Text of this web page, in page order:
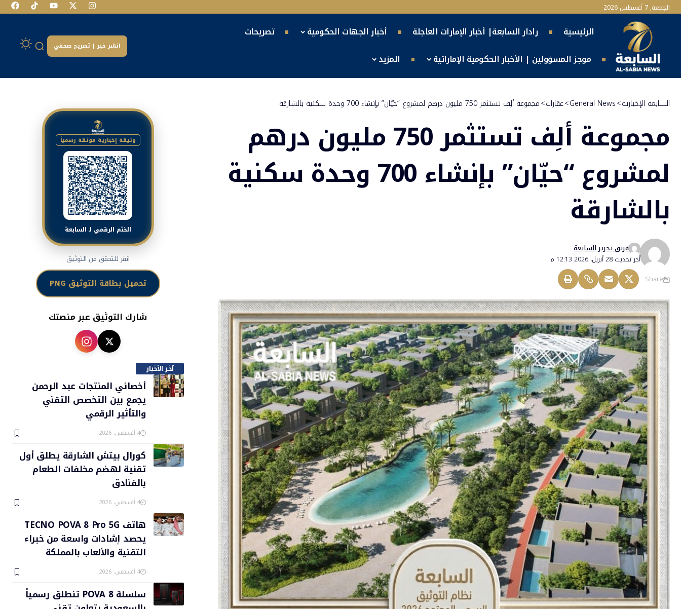
الجمعة, 7 أغسطس 2026
الرئيسية رادار السابعة| أخبار الإمارات العاجلة أخبار الجهات الحكومية
تصريحات
موجز المسؤولين | الأخبار الحكومية الإماراتية
المزيد
انشر خبر | تصريح صحفي
السابعة الإخبارية>
General News
>عقارات>مجموعة ألِف تستثمر 750 مليون درهم لمشروع “حيّان” بإنشاء 700 وحدة سكنية بالشارقة
مجموعة ألِف تستثمر 750 مليون درهم
لمشروع “حيّان” بإنشاء 700 وحدة سكنية
بالشارقة
أخر تحديث 28 أبريل، 2026 12:13 م
فريق تحرير السابعة
Share
وثيقة إخبارية موثقة رسمياً
الختم الرقمي لـ السابعة
انقر للتحقق من التوثيق
تحميل بطاقة التوثيق PNG
شارك التوثيق عبر منصتك
آخر الأخبار
أخصائي المنتجات عبد الرحمن
يجمع بين التخصص التقني
والتأثير الرقمي
4 أغسطس، 2026
كورال بيتش الشارقة يطلق أول
تقنية لهضم مخلفات الطعام
بالفنادق
4 أغسطس، 2026
هاتف TECNO POVA 8 Pro 5G
يحصد إشادات واسعة من خبراء
التقنية والألعاب بالمملكة
4 أغسطس، 2026
سلسلة POVA 8 تنطلق رسمياً